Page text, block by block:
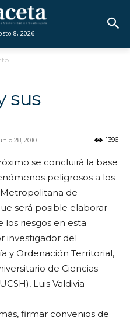
8, 2026
sus
28, 2010 1396
se concluirá la base
peligrosos a los
de
será posible elaborar
riesgos en esta
investigador del
y Ordenación Territorial,
de Ciencias
Luis Valdivia
firmar convenios de